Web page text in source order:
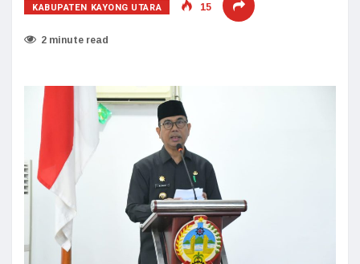
KABUPATEN KAYONG UTARA 15
2 minute read